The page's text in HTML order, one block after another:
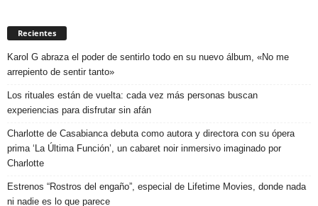
Recientes
Karol G abraza el poder de sentirlo todo en su nuevo álbum, «No me
arrepiento de sentir tanto»
Los rituales están de vuelta: cada vez más personas buscan
experiencias para disfrutar sin afán
Charlotte de Casabianca debuta como autora y directora con su ópera
prima ‘La Última Función’, un cabaret noir inmersivo imaginado por
Charlotte
Estrenos “Rostros del engaño”, especial de Lifetime Movies, donde nada
ni nadie es lo que parece